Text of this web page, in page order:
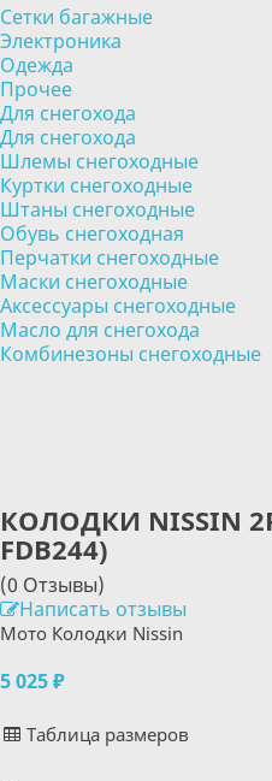
Сетки багажные
Электроника
Одежда
Прочее
Для снегохода
Для снегохода
Шлемы снегоходные
Куртки снегоходные
Штаны снегоходные
Обувь снегоходная
Перчатки снегоходные
Маски снегоходные
Аксессуары снегоходные
Масло для снегохода
Комбинезоны снегоходные
КОЛОДКИ NISSIN
FDB244)
(0 Отзывы)
Написать отзывы
Мото Колодки Nissin
5 025 ₽
Таблица размеров